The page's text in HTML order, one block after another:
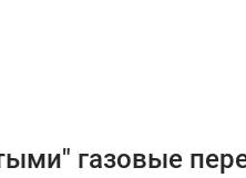
газовые